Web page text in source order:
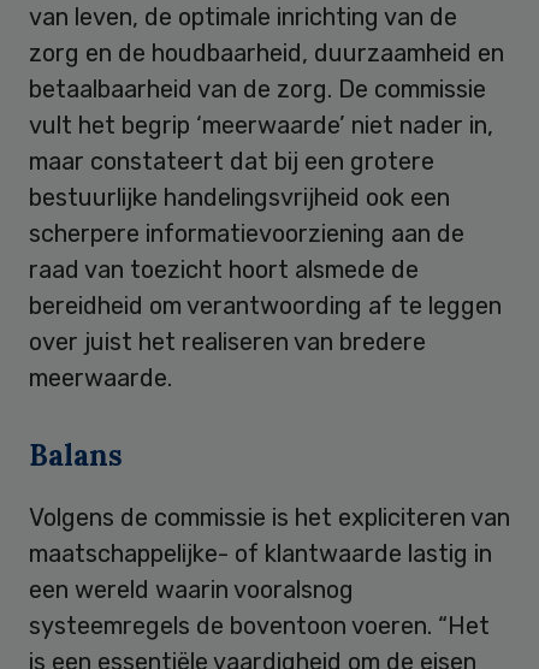
van leven, de optimale inrichting van de
zorg en de houdbaarheid, duurzaamheid en
betaalbaarheid van de zorg. De commissie
vult het begrip ‘meerwaarde’ niet nader in,
maar constateert dat bij een grotere
bestuurlijke handelingsvrijheid ook een
scherpere informatievoorziening aan de
raad van toezicht hoort alsmede de
bereidheid om verantwoording af te leggen
over juist het realiseren van bredere
meerwaarde.
Balans
Volgens de commissie is het expliciteren van
maatschappelijke- of klantwaarde lastig in
een wereld waarin vooralsnog
systeemregels de boventoon voeren. “Het
is een essentiële vaardigheid om de eisen